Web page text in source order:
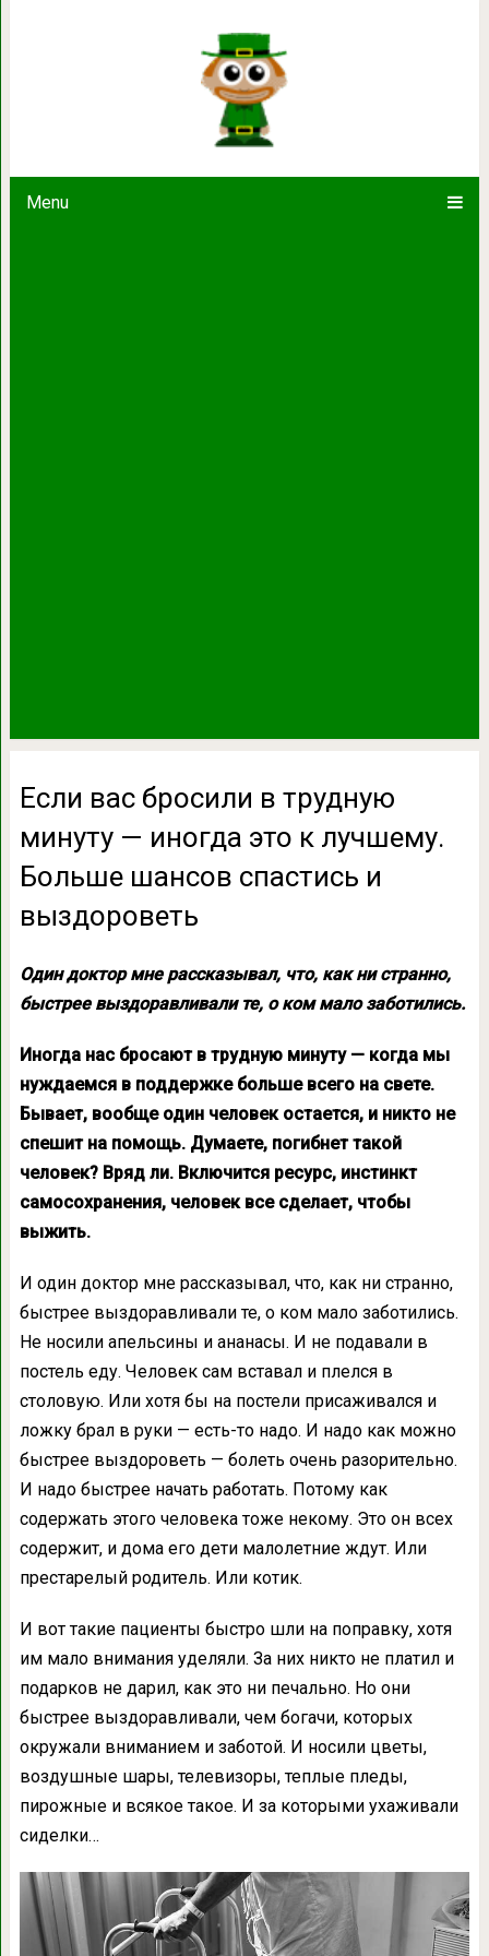
Menu
Если вас бросили в трудную
Больше шансов
Если вас бросили в трудную
минуту — иногда это к лучшему.
Больше шансов спастись и
выздороветь
Один доктор мне рассказывал, что, как ни странно,
быстрее выздоравливали те, о ком мало заботились.
Иногда нас бросают в трудную минуту — когда мы
нуждаемся в поддержке больше всего на свете.
Бывает, вообще один человек остается, и никто не
спешит на помощь. Думаете, погибнет такой
человек? Вряд ли. Включится ресурс, инстинкт
самосохранения, человек все сделает, чтобы
выжить.
И один доктор мне рассказывал, что, как ни странно,
быстрее выздоравливали те, о ком мало заботились.
Не носили апельсины и ананасы. И не подавали в
постель еду. Человек сам вставал и плелся в
столовую. Или хотя бы на постели присаживался и
ложку брал в руки — есть-то надо. И надо как можно
быстрее выздороветь — болеть очень разорительно.
И надо быстрее начать работать. Потому как
содержать этого человека тоже некому. Это он всех
содержит, и дома его дети малолетние ждут. Или
престарелый родитель. Или котик.
И вот такие пациенты быстро шли на поправку, хотя
им мало внимания уделяли. За них никто не платил и
подарков не дарил, как это ни печально. Но они
быстрее выздоравливали, чем богачи, которых
окружали вниманием и заботой. И носили цветы,
воздушные шары, телевизоры, теплые пледы,
пирожные и всякое такое. И за которыми ухаживали
сиделки…